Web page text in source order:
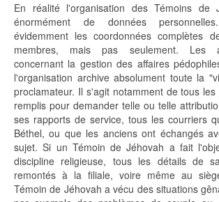
En réalité l'organisation des Témoins de
énormément de données
évidemment les coordonnées complètes
membres, mais pas seulement. Les
concernant la gestion des affaires
l'organisation archive absolument toute la
proclamateur. Il s'agit notamment de tous
remplis pour demander telle ou telle
ses rapports de service, tous les courriers
Béthel, ou que les anciens ont échangés
sujet. Si un Témoin de Jéhovah a fait
discipline religieuse, tous les détails de
remontés à la filiale, voire même au
Témoin de Jéhovah a vécu des situations